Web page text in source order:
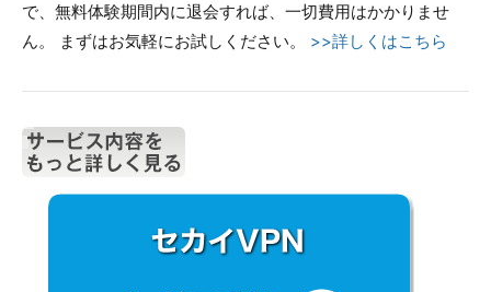
で、無料体験期間内に退会すれば、一切費用はかかりませ
ん。 まずはお気軽にお試しください。 >>詳しくはこちら